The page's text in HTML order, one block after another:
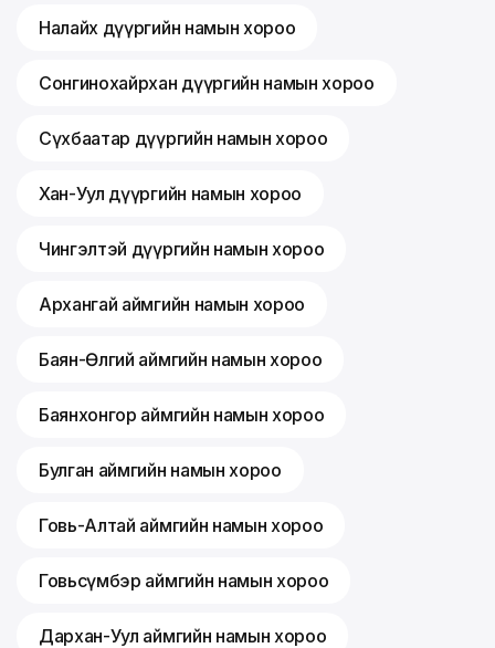
Налайх дүүргийн намын хороо
Сонгинохайрхан дүүргийн намын хороо
Сүхбаатар дүүргийн намын хороо
Хан-Уул дүүргийн намын хороо
Чингэлтэй дүүргийн намын хороо
Архангай аймгийн намын хороо
Баян-Өлгий аймгийн намын хороо
Баянхонгор аймгийн намын хороо
Булган аймгийн намын хороо
Говь-Алтай аймгийн намын хороо
Говьсүмбэр аймгийн намын хороо
Дархан-Уул аймгийн намын хороо